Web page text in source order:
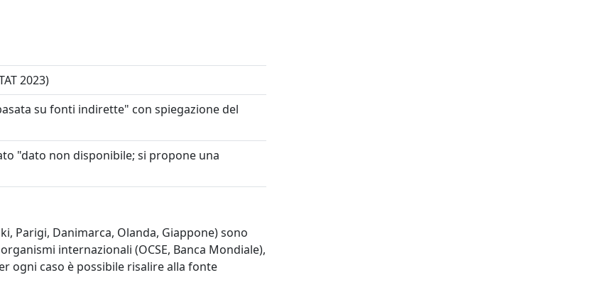
2023)
su fonti indirette" con spiegazione del
"dato non disponibile; si propone una
Parigi, Danimarca, Olanda, Giappone) sono
internazionali (OCSE, Banca Mondiale),
ogni caso è possibile risalire alla fonte